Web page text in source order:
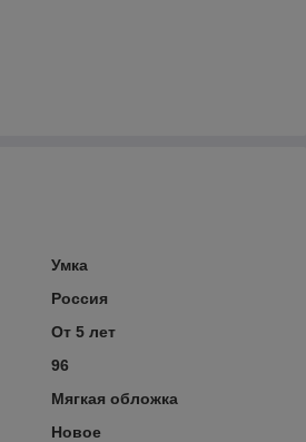
Умка
Россия
От 5 лет
96
Мягкая обложка
Новое